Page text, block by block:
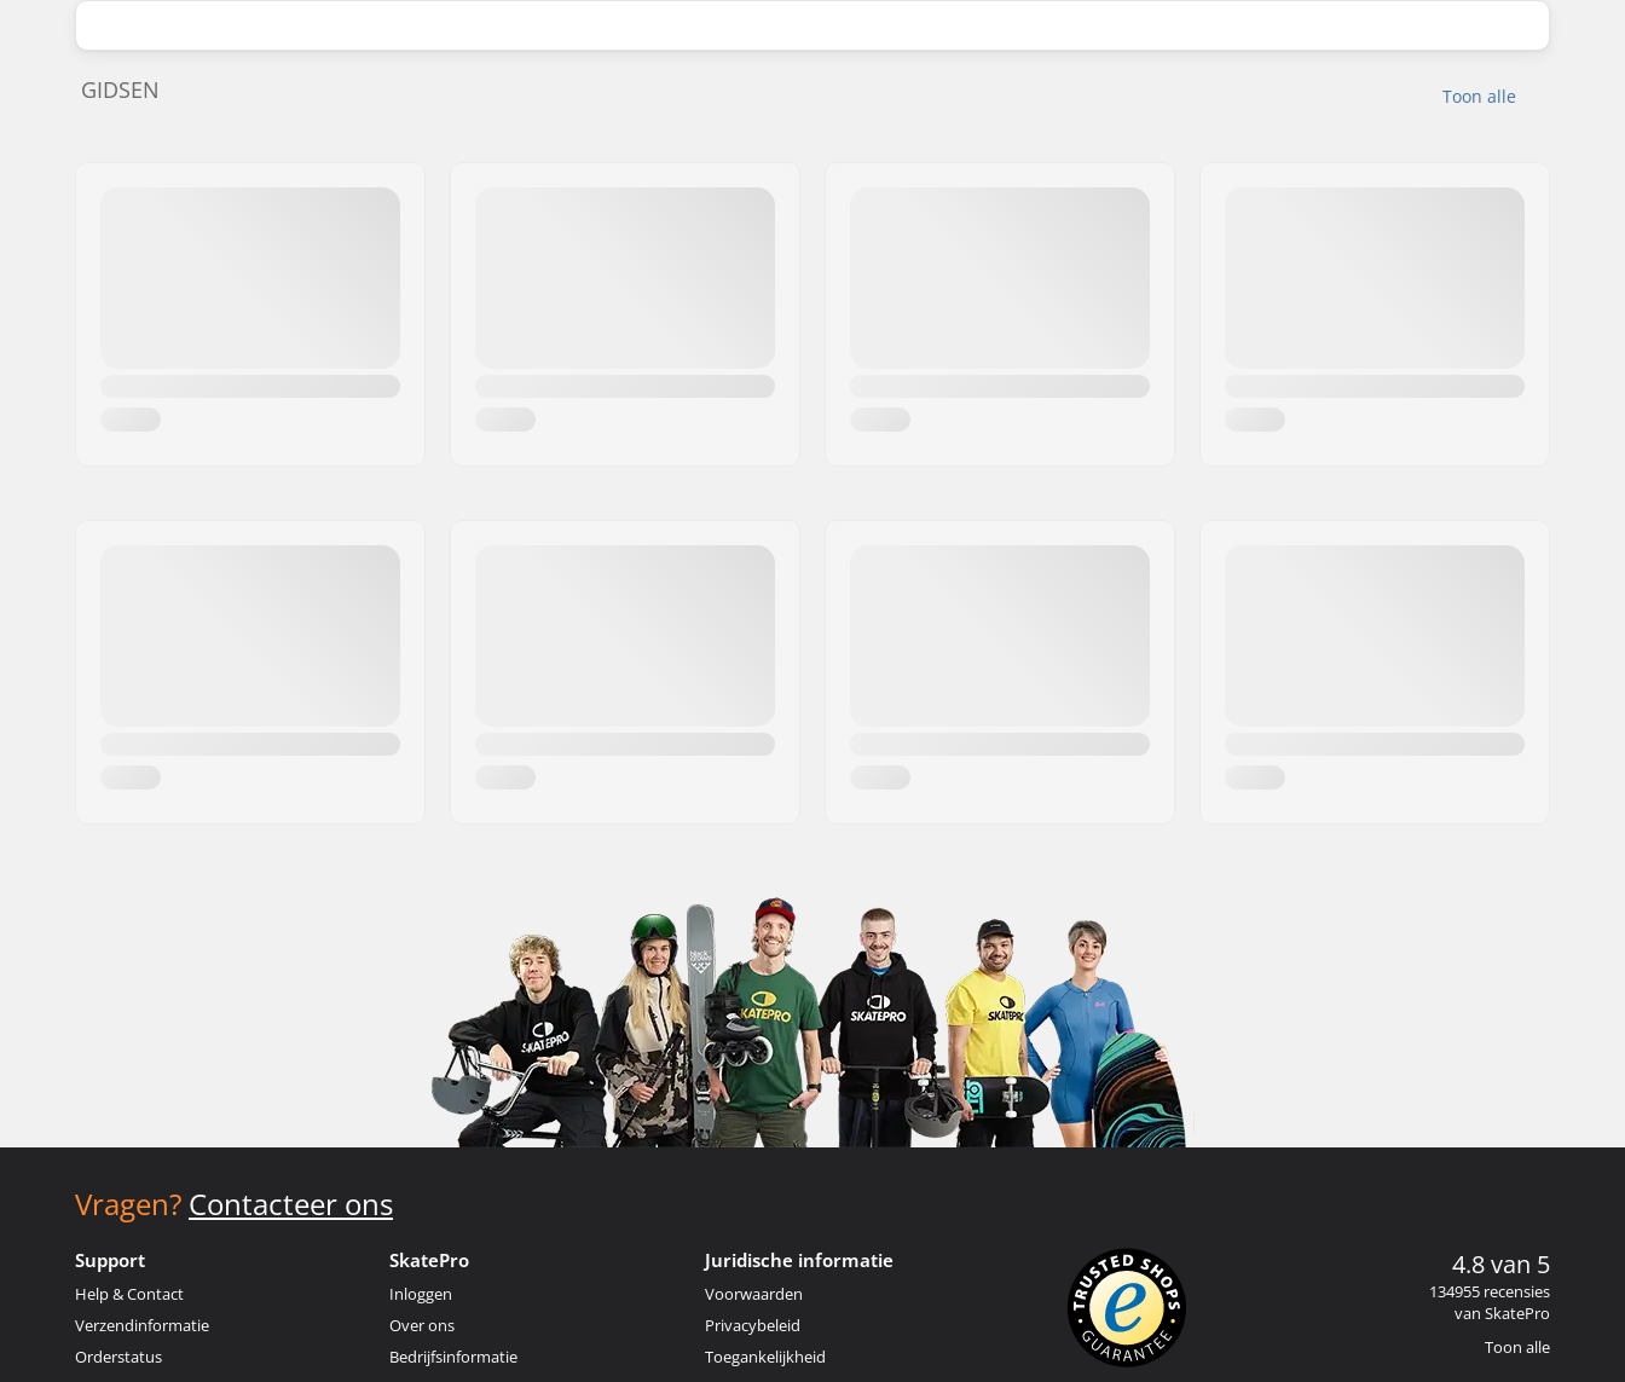
Toon alle
GIDSEN
Vragen? Contacteer ons
Support
Help & Contact
Verzendinformatie
Orderstatus
SkatePro
Inloggen
Over ons
Bedrijfsinformatie
Juridische informatie
Voorwaarden
Privacybeleid
Toegankelijkheid
4.8 van 5
134955 recensies
van SkatePro
Toon alle